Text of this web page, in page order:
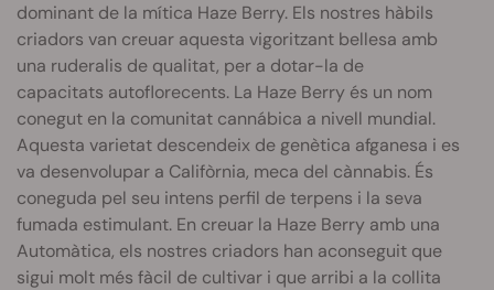
dominant de la mítica Haze Berry. Els nostres hàbils
criadors van creuar aquesta vigoritzant bellesa amb
una ruderalis de qualitat, per a dotar-la de
capacitats autoflorecents. La Haze Berry és un nom
conegut en la comunitat cannábica a nivell mundial.
Aquesta varietat descendeix de genètica afganesa i es
va desenvolupar a Califòrnia, meca del cànnabis. És
coneguda pel seu intens perfil de terpens i la seva
fumada estimulant. En creuar la Haze Berry amb una
Automàtica, els nostres criadors han aconseguit que
sigui molt més fàcil de cultivar i que arribi a la collita